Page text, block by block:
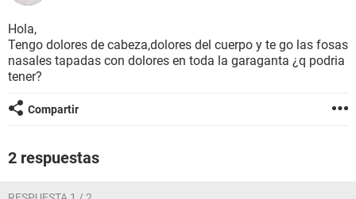
BIENESTAR
SEXUALIDAD
GLOSARIO
Hola,
Tengo dolores de cabeza,dolores del cuerpo y te go las fosas
nasales tapadas con dolores en toda la garaganta ¿q podria
tener?
Compartir
2 respuestas